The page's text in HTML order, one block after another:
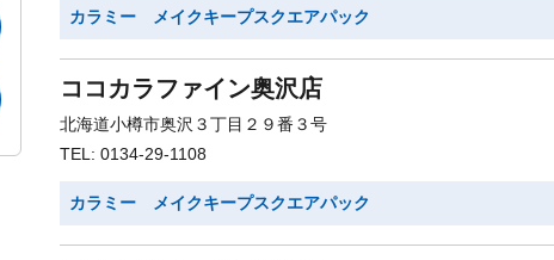
カラミー メイクキープスクエアパック
ココカラファイン奥沢店
北海道小樽市奥沢３丁目２９番３号
TEL: 0134-29-1108
カラミー メイクキープスクエアパック